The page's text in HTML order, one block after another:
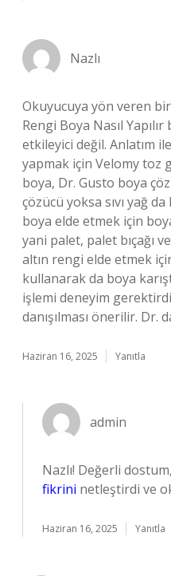
Nazlı
Okuyucuya yön veren
Rengi Boya Nasıl
etkileyici değil. Anlatım
yapmak için Velomy toz
boya, Dr. Gusto boya
çözücü yoksa sıvı yağ
boya elde etmek için
yani palet, palet bıçağı
altın rengi elde etmek
kullanarak da boya
işlemi deneyim
danışılması önerilir. Dr.
Haziran 16, 2025 Yanıtla
admin
Nazlı! Değerli
fikrini netleştirdi ve
Haziran 16, 2025 Yanıtla